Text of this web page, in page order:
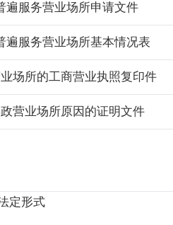
遍服务营业场所申请文件
遍服务营业场所基本情况表
场所的工商营业执照复印件
营业场所原因的证明文件
定形式